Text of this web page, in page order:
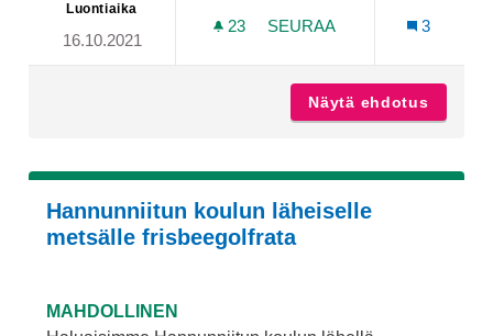
Luontiaika
16.10.2021
23 23 SEURAAJAA
SEURAA
3
Näytä ehdotus
Hannunniitun koulun läheiselle
metsälle frisbeegolfrata
MAHDOLLINEN